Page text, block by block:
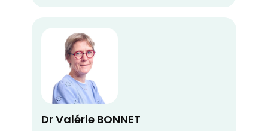
Dr Valérie BONNET